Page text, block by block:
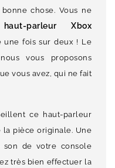
chose. Vous ne
haut-parleur Xbox
une fois sur deux ! Le
vous proposons
vous avez, qui ne fait
ce haut-parleur
la pièce originale. Une
de votre console
très bien effectuer la